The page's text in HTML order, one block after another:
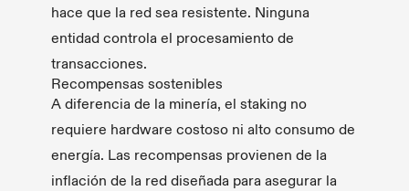
hace que la red sea resistente. Ninguna
entidad controla el procesamiento de
transacciones.
Recompensas sostenibles
A diferencia de la minería, el staking no
requiere hardware costoso ni alto consumo de
energía. Las recompensas provienen de la
inflación de la red diseñada para asegurar la